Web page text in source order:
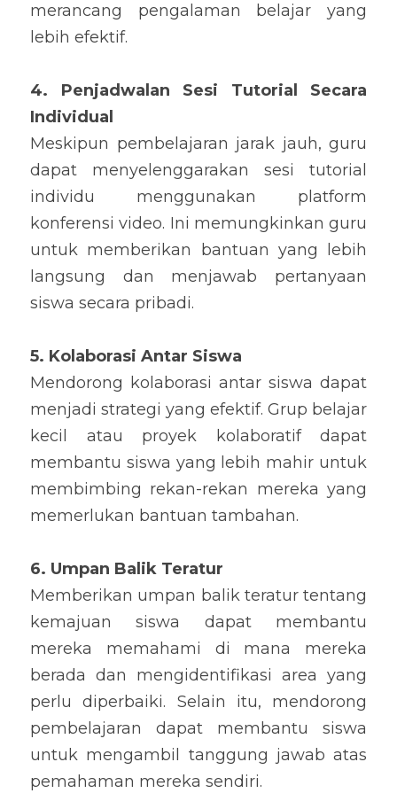
merancang pengalaman belajar yang
lebih efektif.
4. Penjadwalan Sesi Tutorial Secara
Individual
Meskipun pembelajaran jarak jauh, guru
dapat menyelenggarakan sesi tutorial
individu menggunakan platform
konferensi video. Ini memungkinkan guru
untuk memberikan bantuan yang lebih
langsung dan menjawab pertanyaan
siswa secara pribadi.
5. Kolaborasi Antar Siswa
Mendorong kolaborasi antar siswa dapat
menjadi strategi yang efektif. Grup belajar
kecil atau proyek kolaboratif dapat
membantu siswa yang lebih mahir untuk
membimbing rekan-rekan mereka yang
memerlukan bantuan tambahan.
6. Umpan Balik Teratur
Memberikan umpan balik teratur tentang
kemajuan siswa dapat membantu
mereka memahami di mana mereka
berada dan mengidentifikasi area yang
perlu diperbaiki. Selain itu, mendorong
pembelajaran dapat membantu siswa
untuk mengambil tanggung jawab atas
pemahaman mereka sendiri.